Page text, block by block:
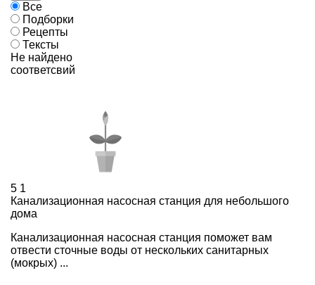
Все
Подборки
Рецепты
Тексты
Не найдено
соответсвий
5 1
Канализационная насосная станция для небольшого
дома
Канализационная насосная станция поможет вам
отвести сточные воды от нескольких санитарных
(мокрых) ...